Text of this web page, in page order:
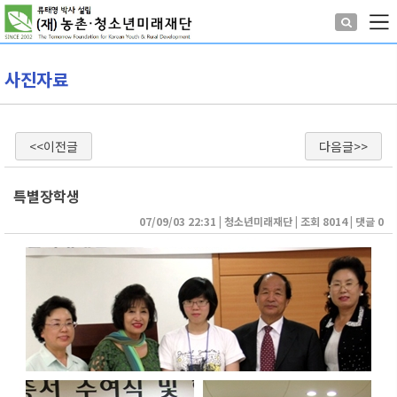
사진자료
<<이전글 다음글>>
특별장학생
07/09/03 22:31 | 청소년미래재단 | 조회 8014| 댓글 0